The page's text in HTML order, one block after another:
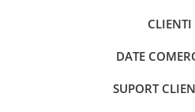
CLIENTI
DATE
SUPORT